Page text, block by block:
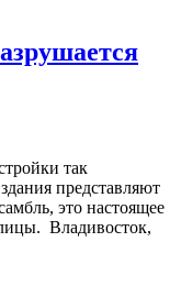
так
представляют
это настоящее
Владивосток,